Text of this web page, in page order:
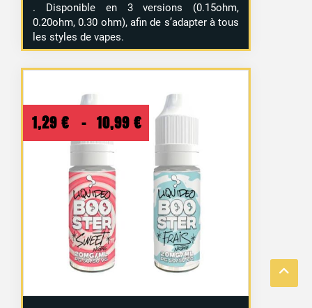
. Disponible en 3 versions (0.15ohm,
0.20ohm, 0.30 ohm), afin de s’adapter à tous
les styles de vapes.
1,29 € – 10,99 €
Plage
de
prix :
1,29 €
10,99 €